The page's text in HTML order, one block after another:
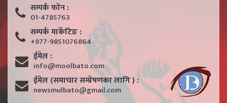
सम्पर्क फाेन :
01-4785763
सम्पर्क मार्केटिङ :
+977-9851076864
ईमेल :
info@moolbato.com
ईमेल (समाचार सम्प्रेषणका लागि ) :
newsmulbato@gmail.com